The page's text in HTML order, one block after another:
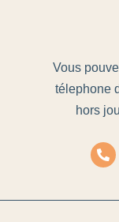
Vous
télephone
hors